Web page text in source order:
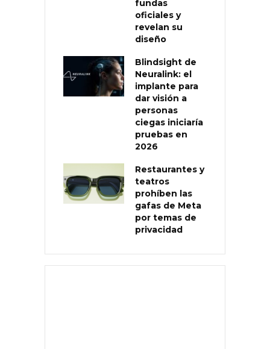
fundas
oficiales y
revelan su
diseño
Blindsight de
Neuralink: el
implante para
dar visión a
personas
ciegas iniciaría
pruebas en
2026
Restaurantes y
teatros
prohíben las
gafas de Meta
por temas de
privacidad